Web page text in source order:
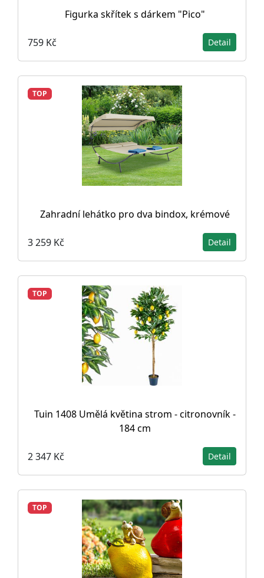
Figurka skřítek s dárkem "Pico"
759 Kč Detail
TOP
Zahradní lehátko pro dva bindox, krémové
3 259 Kč Detail
TOP
Tuin 1408 Umělá květina strom - citronovník -
184 cm
2 347 Kč Detail
TOP